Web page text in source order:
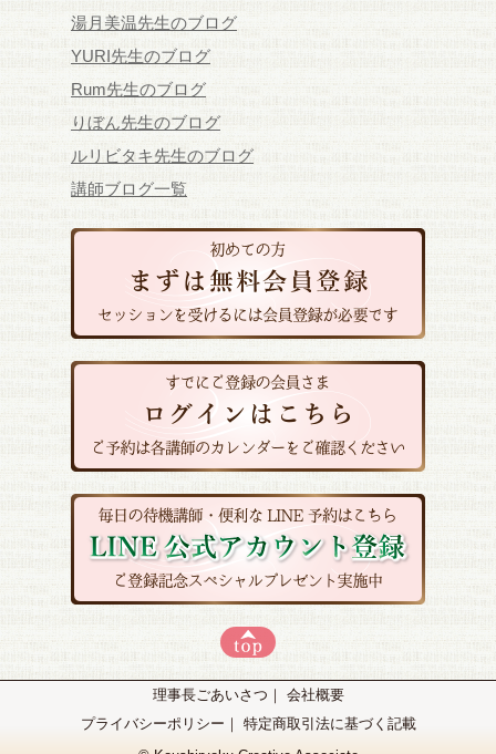
湯月美温先生のブログ
YURI先生のブログ
Rum先生のブログ
りぼん先生のブログ
ルリビタキ先生のブログ
講師ブログ一覧
理事長ごあいさつ ｜ 会社概要
プライバシーポリシー ｜ 特定商取引法に基づく記載